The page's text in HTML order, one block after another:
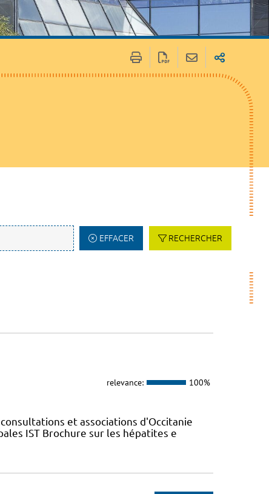
EFFACER RECHERCHER
relevance: 100%
et associations d'Occitanie
IST Brochure sur les hépatites e